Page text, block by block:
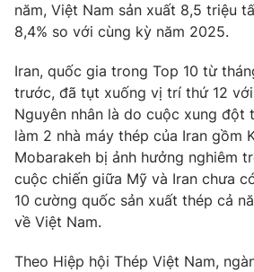
Photo
Video Shorts
VTV Money VTV
VTV Sức khoẻ Bất
Thị trường 24h
năm, Việt Nam sản xuất 8,5 triệu
8,4% so với cùng kỳ năm 2025.
Iran, quốc gia trong Top 10 từ
trước, đã tụt xuống vị trí thứ 12 với
Nguyên nhân là do cuộc xung đột
làm 2 nhà máy thép của Iran gồm
Mobarakeh bị ảnh hưởng nghiêm
cuộc chiến giữa Mỹ và Iran chưa
10 cường quốc sản xuất thép cả
về Việt Nam.
Theo Hiệp hội Thép Việt Nam,